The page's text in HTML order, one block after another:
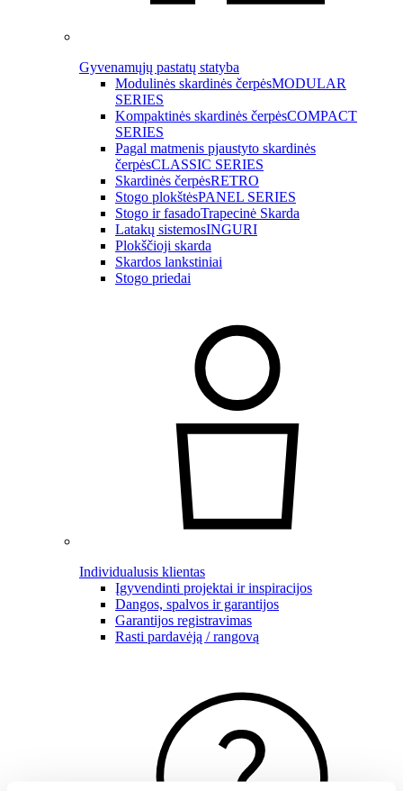
Gyvenamųjų pastatų statyba
Modulinės skardinės čerpėsMODULAR
SERIES
Kompaktinės skardinės čerpėsCOMPACT
SERIES
Pagal matmenis pjaustyto skardinės
čerpėsCLASSIC SERIES
Skardinės čerpėsRETRO
Stogo plokštėsPANEL SERIES
Stogo ir fasadoTrapecinė Skarda
Latakų sistemosINGURI
Plokščioji skarda
Skardos lankstiniai
Stogo priedai
Individualusis klientas
Įgyvendinti projektai ir inspiracijos
Dangos, spalvos ir garantijos
Garantijos registravimas
Rasti pardavėją / rangovą